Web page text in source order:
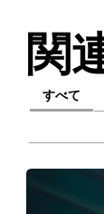
関
すべて